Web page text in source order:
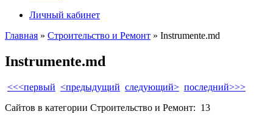
Личный кабинет
Главная » Строительство и Ремонт » Instrumente.md
Instrumente.md
<<<первый <предыдущий следующий> последний>>>
Сайтов в категории Строительство и Ремонт: 13